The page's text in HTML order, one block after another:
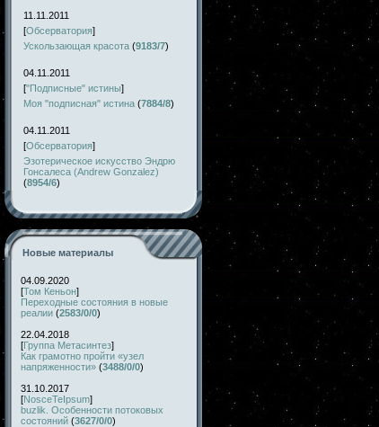
11.11.2011
[Обсерватория]
Ускользающая красота (9183/7)
04.11.2011
["Подписные" истины]
Моя "подписная" истина (7884/8)
04.11.2011
[Обсерватория]
Эзотерическое искусство Эндрю
Гонсалеса (Andrew Gonzalez)
(8954/6)
Новые материалы
04.09.2020
[Том Кеньон]
Переходные состояния в новые
реалии (2583/0/0)
22.04.2018
[Группа Метасинтез]
Как грамотно пройти «узел
напряженности» (3488/0/0)
31.10.2017
[NosceTeIpsum]
buzlik. Особенности потоковых
состояний (3627/0/0)